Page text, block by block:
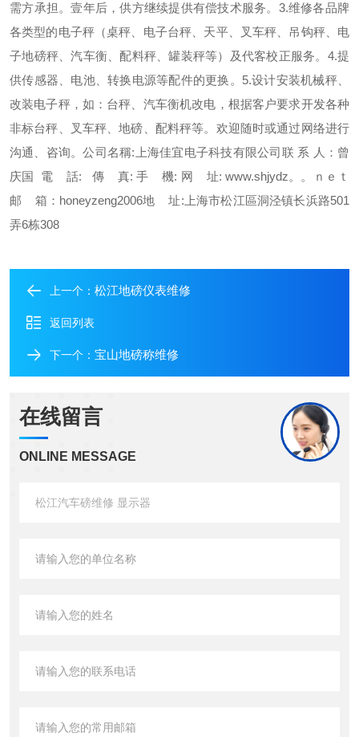
需方承担。壹年后，供方继续提供有偿技术服务。3.维修各品牌
各类型的电子秤（桌秤、电子台秤、天平、叉车秤、吊钩秤、电
子地磅秤、汽车衡、配料秤、罐装秤等）及代客校正服务。4.提
供传感器、电池、转换电源等配件的更换。5.设计安装机械秤、
改装电子秤，如：台秤、汽车衡机改电，根据客户要求开发各种
非标台秤、叉车秤、地磅、配料秤等。欢迎随时或通过网络进行
沟通、咨询。公司名稱:上海佳宜电子科技有限公司联 系 人：曾
庆国 電 話: 傳 真:手 機: 网 址: www.shjydz。。ｎｅｔ
邮 箱：honeyzeng2006地 址:上海市松江區洞泾镇长浜路501
弄6栋308
上一个： 松江地磅仪表维修
返回列表
下一个： 宝山地磅称维修
在线留言
ONLINE MESSAGE